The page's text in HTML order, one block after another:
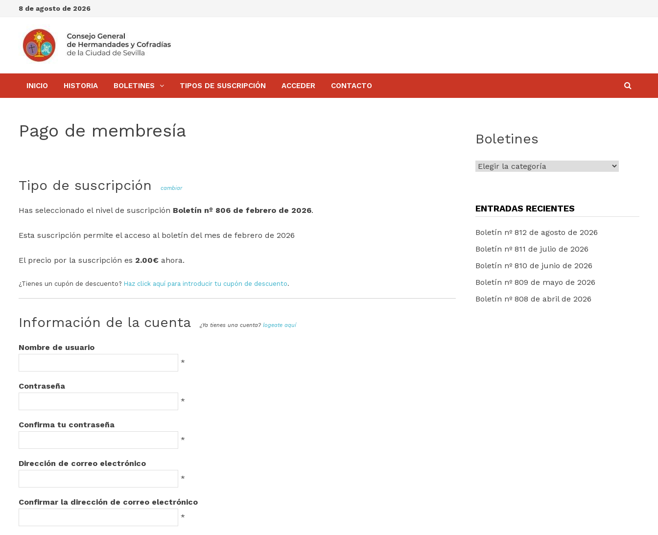
Saltar
contenido
8 de agosto de 2026
INICIO HISTORIA BOLETINES TIPOS DE SUSCRIPCIÓN ACCEDER CONTACTO
Pago de membresía
Tipo de suscripción cambiar
Has seleccionado el nivel de suscripción Boletín nº 806 de febrero de 2026.
Esta suscripción permite el acceso al boletín del mes de febrero de 2026
El precio por la suscripción es 2.00€ ahora.
¿Tienes un cupón de descuento? Haz click aquí para introducir tu cupón de descuento.
Información de la cuenta ¿Ya tienes una cuenta?logeate aquí
Nombre de usuario
*
Contraseña
*
Confirma tu contraseña
*
Dirección de correo electrónico
*
Confirmar la dirección de correo electrónico
*
Boletines
Boletines
ENTRADAS RECIENTES
Boletín nº 812 de agosto de 2026
Boletín nº 811 de julio de 2026
Boletín nº 810 de junio de 2026
Boletín nº 809 de mayo de 2026
Boletín nº 808 de abril de 2026